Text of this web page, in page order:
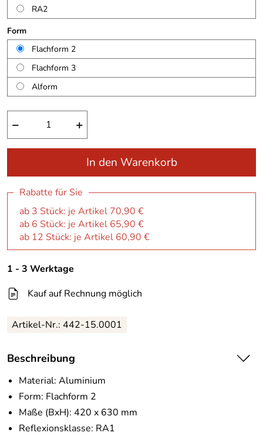
RA2
Form
Flachform 2
Flachform 3
Alform
− +
In den Warenkorb
Rabatte für Sie
ab 3 Stück: je Artikel 70,90 €
ab 6 Stück: je Artikel 65,90 €
ab 12 Stück: je Artikel 60,90 €
1 - 3 Werktage
Kauf auf Rechnung möglich
Artikel-Nr.: 442-15.0001
Beschreibung
Material: Aluminium
Form: Flachform 2
Maße (BxH): 420 x 630 mm
Reflexionsklasse: RA1